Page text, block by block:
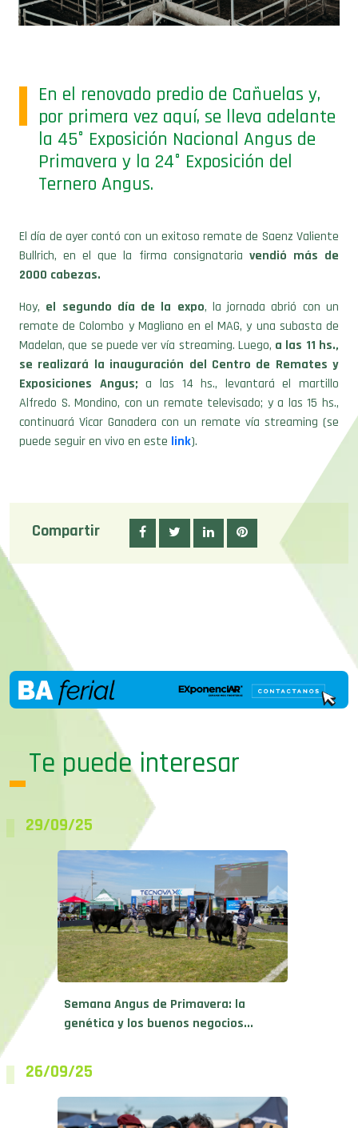
En el renovado predio de Cañuelas y,
por primera vez aquí, se lleva adelante
la 45° Exposición Nacional Angus de
Primavera y la 24° Exposición del
Ternero Angus.
El día de ayer contó con un exitoso remate de Saenz Valiente
Bullrich, en el que la firma consignataria vendió más de
2000 cabezas.
Hoy, el segundo día de la expo, la jornada abrió con un
remate de Colombo y Magliano en el MAG, y una subasta de
Madelan, que se puede ver vía streaming. Luego, a las 11 hs.,
se realizará la inauguración del Centro de Remates y
Exposiciones Angus;a las 14 hs., levantará el martillo
Alfredo S. Mondino, con un remate televisado; y a las 15 hs.,
continuará Vicar Ganadera con un remate vía streaming (se
puede seguir en vivo en este link).
Compartir
Te puede interesar
29/09/25
Semana Angus de Primavera: la
genética y los buenos negocios...
26/09/25